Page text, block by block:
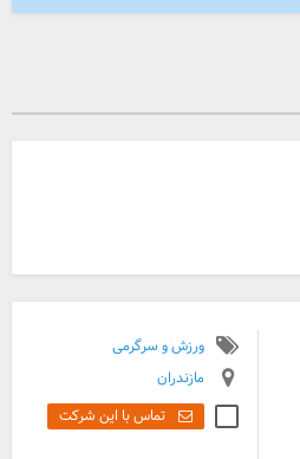
ورزش و سرگرمی
مازندران
تماس با این شرکت